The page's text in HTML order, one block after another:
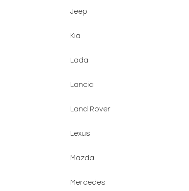
Jeep
Kia
Lada
Lancia
Land Rover
Lexus
Mazda
Mercedes